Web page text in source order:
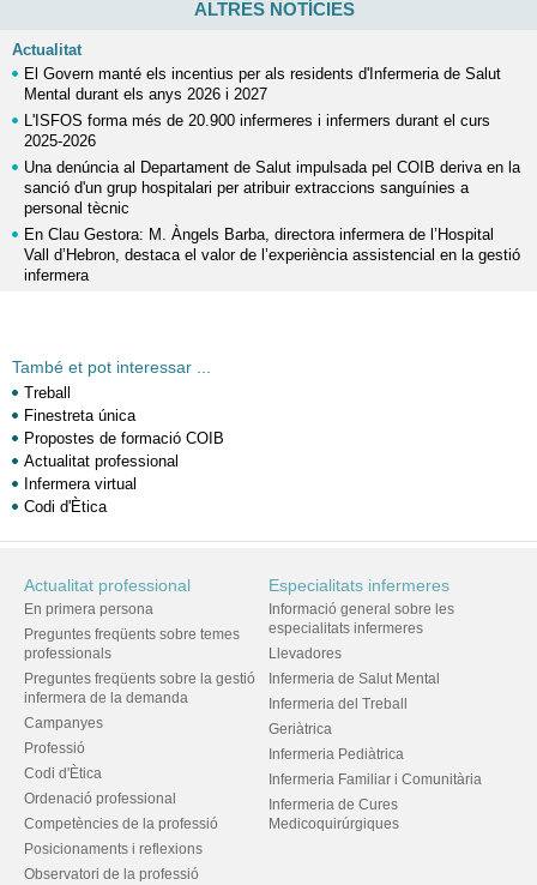
ALTRES NOTÍCIES
Actualitat
El Govern manté els incentius per als residents d'Infermeria de Salut
Mental durant els anys 2026 i 2027
L'ISFOS forma més de 20.900 infermeres i infermers durant el curs
2025-2026
Una denúncia al Departament de Salut impulsada pel COIB deriva en la
sanció d'un grup hospitalari per atribuir extraccions sanguínies a
personal tècnic
En Clau Gestora: M. Àngels Barba, directora infermera de l’Hospital
Vall d’Hebron, destaca el valor de l’experiència assistencial en la gestió
infermera
També et pot interessar ...
Treball
Finestreta única
Propostes de formació COIB
Actualitat professional
Infermera virtual
Codi d'Ètica
Actualitat professional
En primera persona
Preguntes freqüents sobre temes
professionals
Preguntes freqüents sobre la gestió
infermera de la demanda
Campanyes
Professió
Codi d'Ètica
Ordenació professional
Competències de la professió
Posicionaments i reflexions
Observatori de la professió
Especialitats infermeres
Informació general sobre les
especialitats infermeres
Llevadores
Infermeria de Salut Mental
Infermeria del Treball
Geriàtrica
Infermeria Pediàtrica
Infermeria Familiar i Comunitària
Infermeria de Cures
Medicoquirúrgiques